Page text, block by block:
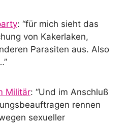
: “für mich sieht das
von Kakerlaken,
Parasiten aus. Also
”
Militär: “Und im Anschluß
rennen
sexueller